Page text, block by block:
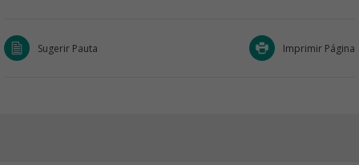
Sugerir Pauta Imprimir Página